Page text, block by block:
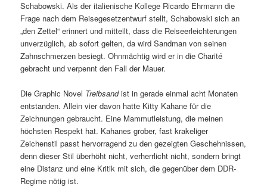
Schabowski. Als der italienische Kollege Ricardo Ehrmann die
Frage nach dem Reisegesetzentwurf stellt, Schabowski sich an
„den Zettel“ erinnert und mitteilt, dass die Reiseerleichterungen
unverzüglich, ab sofort gelten, da wird Sandman von seinen
Zahnschmerzen besiegt. Ohnmächtig wird er in die Charité
gebracht und verpennt den Fall der Mauer.
Die Graphic Novel Treibsandist in gerade einmal acht Monaten
entstanden. Allein vier davon hatte Kitty Kahane für die
Zeichnungen gebraucht. Eine Mammutleistung, die meinen
höchsten Respekt hat. Kahanes grober, fast krakeliger
Zeichenstil passt hervorragend zu den gezeigten Geschehnissen,
denn dieser Stil überhöht nicht, verherrlicht nicht, sondern bringt
eine Distanz und eine Kritik mit sich, die gegenüber dem DDR-
Regime nötig ist.